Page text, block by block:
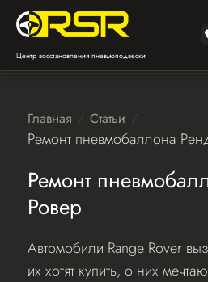
Центр восстановления пневмоподвески
Главная Статьи
Ремонт пневмобаллона
Ремонт
Ровер
Автомобили Range Rover
их хотят купить, о них